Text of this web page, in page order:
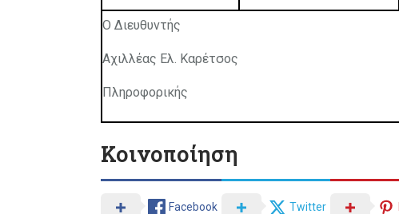
Ο Διευθυντής
Αχιλλέας Ελ. Καρέτσος
Πληροφορικής
Κοινοποίηση
Facebook Twitter